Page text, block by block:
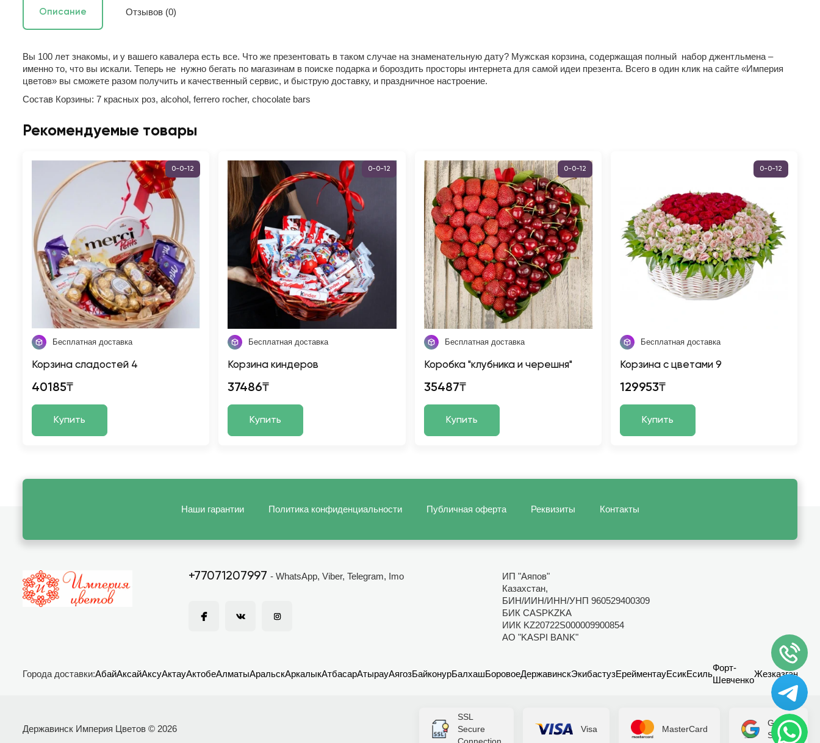
Описание Отзывов (0)
Вы 100 лет знакомы, и у вашего кавалера есть все. Что же презентовать в таком случае на знаменательную дату? Мужская корзина, содержащая полный набор джентльмена –
именно то, что вы искали. Теперь не нужно бегать по магазинам в поиске подарка и бороздить просторы интернета для самой идеи презента. Всего в один клик на сайте «Империя
цветов» вы сможете разом получить и качественный сервис, и быструю доставку, и праздничное настроение.
Состав Корзины: 7 красных роз, alcohol, ferrero rocher, chocolate bars
Рекомендуемые товары
0-0-12
Бесплатная доставка
Корзина сладостей 4
40185₸
Купить
0-0-12
Бесплатная доставка
Корзина киндеров
37486₸
Купить
0-0-12
Бесплатная доставка
Коробка "клубника и черешня"
35487₸
Купить
0-0-12
Бесплатная доставка
Корзина с цветами 9
129953₸
Купить
Наши гарантии Политика конфиденциальности Публичная оферта Реквизиты Контакты
+77071207997 - WhatsApp, Viber, Telegram, Imo
ИП "Аяпов"
Казахстан,
БИН/ИИН/ИНН/УНП 960529400309
БИК CASPKZKA
ИИК KZ20722S000009900854
АО "KASPI BANK"
Города доставки:АбайАксайАксуАктауАктобеАлматыАральскАркалыкАтбасарАтырауАягозБайконурБалхашБоровоеДержавинскЭкибастузЕрейментауЕсикЕсиль
Форт-
Шевченко
Жезказган
Державинск Империя Цветов © 2026
SSL
Secure
Visa MasterCard
Google
Secure